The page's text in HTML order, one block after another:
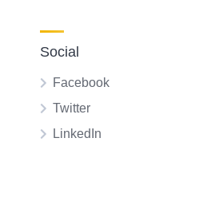
Social
Facebook
Twitter
LinkedIn